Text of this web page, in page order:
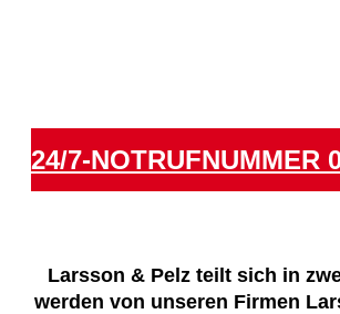
24/7-NOTRUF­NUMMER
Larsson & Pelz teilt sich in
werden von unseren Firmen